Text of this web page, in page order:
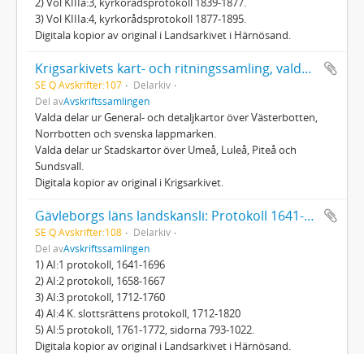
3) Vol KIIIa:4, kyrkorådsprotokoll 1877-1895.
Digitala kopior av original i Landsarkivet i Härnösand.
Krigsarkivets kart- och ritningssamling, valda delar
SE Q Avskrifter:107
Delarkiv
Del avAvskriftssamlingen
Valda delar ur General- och detaljkartor över Västerbotten,
Norrbotten och svenska lappmarken.
Valda delar ur Stadskartor över Umeå, Luleå, Piteå och
Sundsvall.
Digitala kopior av original i Krigsarkivet.
Gävleborgs läns landskansli: Protokoll 1641-1820
SE Q Avskrifter:108
Delarkiv
Del avAvskriftssamlingen
1) AI:1 protokoll, 1641-1696
2) AI:2 protokoll, 1658-1667
3) AI:3 protokoll, 1712-1760
4) AI:4 K. slottsrättens protokoll, 1712-1820
5) AI:5 protokoll, 1761-1772, sidorna 793-1022.
Digitala kopior av original i Landsarkivet i Härnösand.